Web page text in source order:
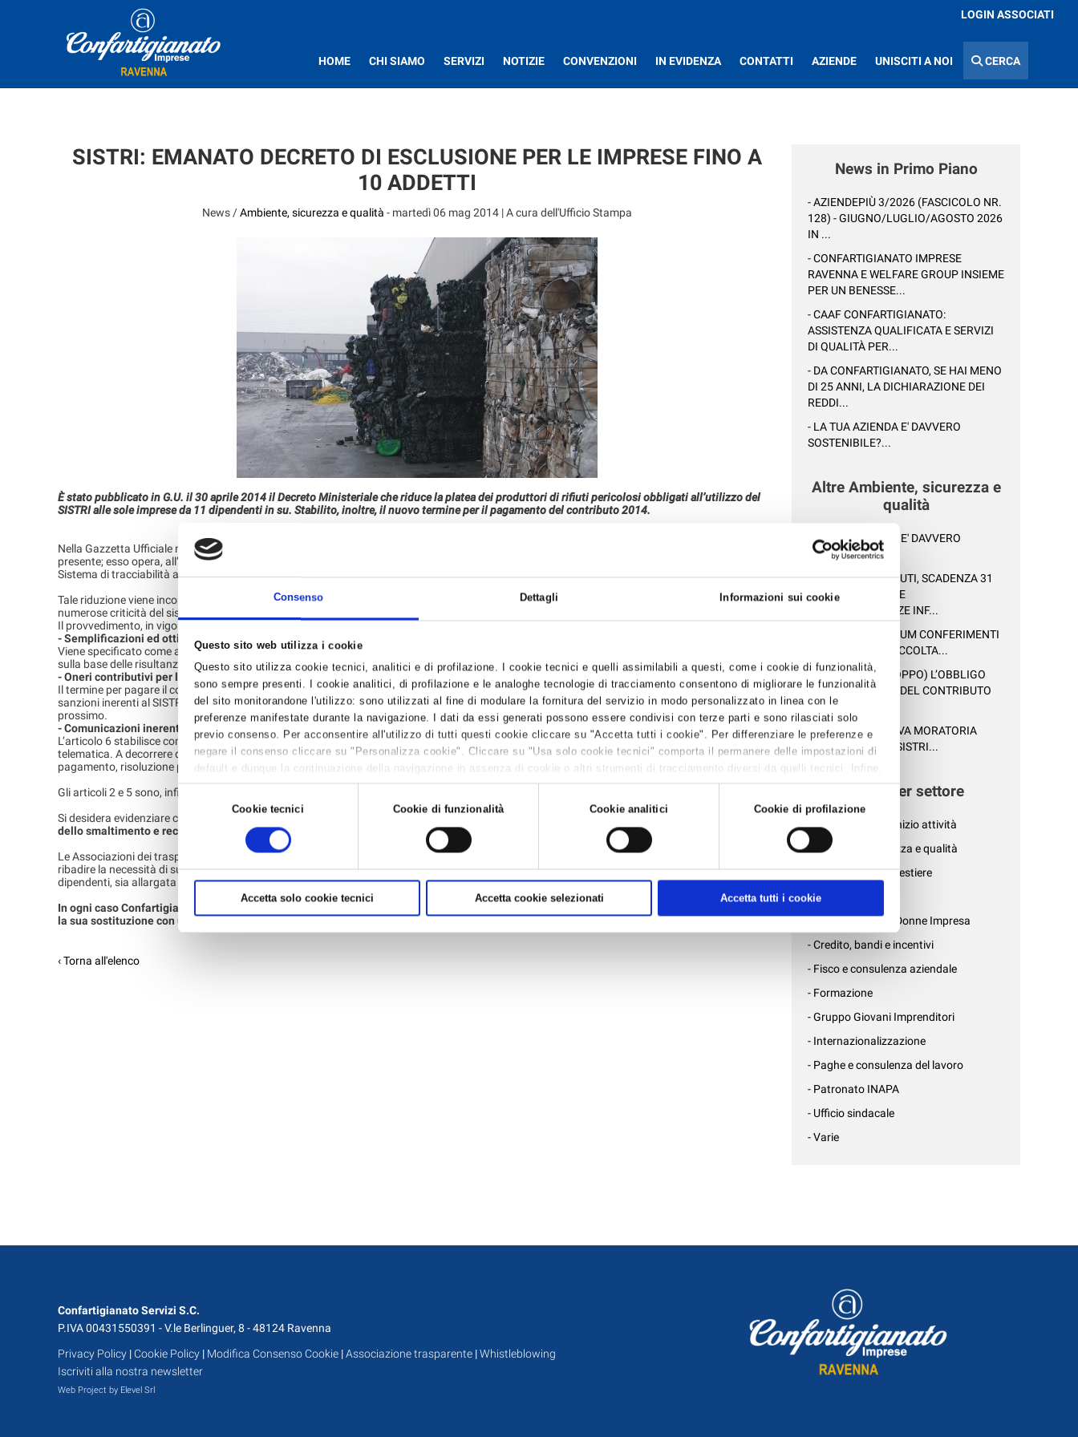
Consenso Dettagli Informazioni sui cookie
Questo sito web utilizza i cookie
Questo sito utilizza cookie tecnici, analitici e di profilazione. I cookie tecnici e quelli assimilabili a questi, come i cookie di funzionalità,
sono sempre presenti. I cookie analitici, di profilazione e le analoghe tecnologie di tracciamento consentono di migliorare le funzionalità
del sito monitorandone l'utilizzo: sono utilizzati al fine di modulare la fornitura del servizio in modo personalizzato in linea con le
preferenze manifestate durante la navigazione. I dati da essi generati possono essere condivisi con terze parti e sono rilasciati solo
previo consenso. Per acconsentire all'utilizzo di tutti questi cookie cliccare su "Accetta tutti i cookie". Per differenziare le preferenze e
negare il consenso cliccare su "Personalizza cookie". Cliccare su "Usa solo cookie tecnici" comporta il permanere delle impostazioni di
default e dunque la continuazione della navigazione in assenza di cookie o altri strumenti di tracciamento diversi da quelli tecnici. Infine,
per avere maggiori informazioni, leggere laCookie policy.
Selezione
consenso
Cookie tecnici Cookie di funzionalità Cookie analitici Cookie di profilazione
Accetta solo cookie tecnici Accetta cookie selezionati Accetta tutti i cookie
LOGIN ASSOCIATI
HOME CHI SIAMO SERVIZI NOTIZIE CONVENZIONI IN EVIDENZA CONTATTI AZIENDE UNISCITI A NOI CERCA
SISTRI: EMANATO DECRETO DI ESCLUSIONE PER LE IMPRESE FINO A
10 ADDETTI
News /Ambiente, sicurezza e qualità - martedì 06 mag 2014| A cura dell'Ufficio Stampa
È stato pubblicato in G.U. il 30 aprile 2014 il Decreto Ministeriale che riduce la platea dei produttori di rifiuti pericolosi obbligati all’utilizzo del
SISTRI alle sole imprese da 11 dipendenti in su. Stabilito, inoltre, il nuovo termine per il pagamento del contributo 2014.
Nella Gazzetta Ufficiale n. 99 del 30 aprile 2014, è stato pubblicato il Decreto Ministeriale sul SISTRI, il cui testo si riporta in Allegato n. 1 alla
presente; esso opera, all’articolo 2, per quanto riguarda i produttori di pericolosi, una riduzione della platea dei soggetti obbligati ad utilizzare il
Sistema di tracciabilità alle sole imprese con oltre 10 dipendenti.
Tale riduzione viene incontro alle reiterate e pressanti richieste di Confartigianato, portate avanti con costanza negli ultimi anni, volte a superare le
numerose criticità del sistema.
Il provvedimento, in vigore dal 1° maggio, affronta poi le seguenti tematiche di specifico interesse per il Sistema associativo:
- Semplificazioni ed ottimizzazioni del Sistema
Viene specificato come ai fini dell’ottenimento delle semplificazioni ed ottimizzazioni del Sistema si procederà tramite decretazione successiva,
sulla base delle risultanze del confronto con le Associazioni di categoria rappresentate all’interno del Tavolo di monitoraggio e concertazione.
- Oneri contributivi per l’anno 2014
Il termine per pagare il contributo 2014, per chi vi è obbligato, viene fissato dal decreto al 30 giugno 2014. Restano, ad ogni modo, sospese le
sanzioni inerenti al SISTRI nella sua complessità, comprese ovviamente quelle per mancato pagamento del contributo 2014, sino al 31 dicembre
prossimo.
- Comunicazioni inerenti al SISTRI
L’articolo 6 stabilisce come tutte le comunicazioni inerenti all’operatività (utilizzo) del Sistema debbano avvenire esclusivamente per via
telematica. A decorrere dal quindicesimo giorno dalla pubblicazione del D.M., inoltre, le operazioni di iscrizione, modifica anagrafica aziendale,
pagamento, risoluzione problemi debbano avvenire con gli applicativi presenti sul sito web www.sistri.it
Gli articoli 2 e 5 sono, infine, dedicati rispettivamente al trasporto intermodale ed alla gestione e trasporto rifiuti nella Regione Campania.
Si desidera evidenziare come
dello smaltimento e recupero di rifiuti pericolosi come noto tenute ad utilizzare il SISTRI a prescindere dalla propria dimensione.
Le Associazioni dei trasportatori, tra le qualiConfartigianato Trasporti
hanno infine presentato un documento sindacale unitario, con cui, nel
ribadire la necessità di superare il SISTRI, viene richiesto che l’esclusione dal SISTRI, valevole per i produttori di rifiuti pericolosi sino a 10
dipendenti, sia allargata alle imprese dell’autotrasporto aventi il medesimo numero di dipendenti.
In ogni caso Confartigianato Imprese ha ribadito al Ministero come sia fermo e primario l’obiettivo di ottenere un superamento del SISTRI e
la sua sostituzione con una sistema gratuito, semplice ed a misura di micro e piccola impresa.
‹ Torna all'elenco
News in Primo Piano
- AZIENDEPIÙ 3/2026 (FASCICOLO NR.
128) - GIUGNO/LUGLIO/AGOSTO 2026
IN ...
- CONFARTIGIANATO IMPRESE
RAVENNA E WELFARE GROUP INSIEME
PER UN BENESSE...
- CAAF CONFARTIGIANATO:
ASSISTENZA QUALIFICATA E SERVIZI
DI QUALITÀ PER...
- DA CONFARTIGIANATO, SE HAI MENO
DI 25 ANNI, LA DICHIARAZIONE DEI
REDDI...
- LA TUA AZIENDA E' DAVVERO
SOSTENIBILE?...
Altre Ambiente, sicurezza e
qualità
- LA TUA AZIENDA E' DAVVERO
SOSTENIBILE?...
- TARI - TASSA RIFIUTI, SCADENZA 31
MAGGIO 2021: DUE
VIDEOCONFERENZE INF...
- HERA : VADEMECUM CONFERIMENTI
C/O CENTRI DI RACCOLTA...
- SCATTA (PURTROPPO) L’OBBLIGO
DEL PAGAMENTO DEL CONTRIBUTO
SISTRI PER...
- CAMERA APPROVA MORATORIA
SULLE SANZIONI SISTRI...
News per settore
- Affari generali e inizio attività
- Ambiente, sicurezza e qualità
- Associazioni di mestiere
- AziendePiù
- Confartigianato Donne Impresa
- Credito, bandi e incentivi
- Fisco e consulenza aziendale
- Formazione
- Gruppo Giovani Imprenditori
- Internazionalizzazione
- Paghe e consulenza del lavoro
- Patronato INAPA
- Ufficio sindacale
- Varie
Confartigianato Servizi S.C.
P.IVA 00431550391 - V.le Berlinguer, 8 - 48124 Ravenna
Privacy Policy |Cookie Policy | Modifica Consenso Cookie |Associazione trasparente |Whistleblowing
Iscriviti alla nostra newsletter
Web Project by Elevel Srl